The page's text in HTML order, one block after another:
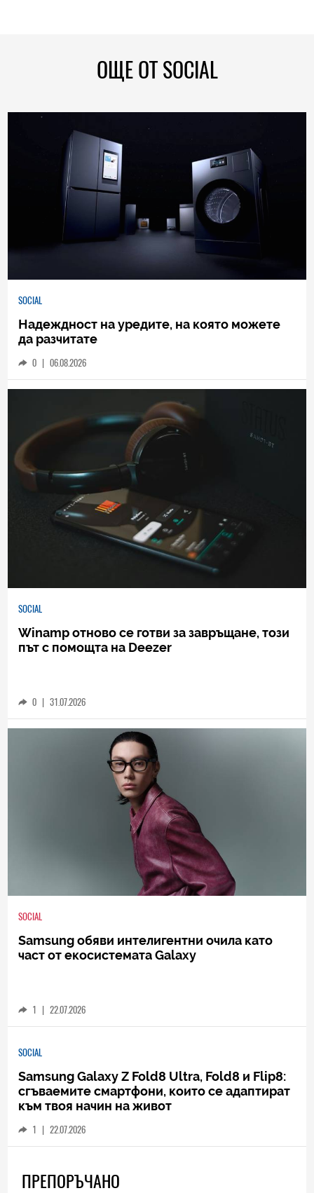
ОЩЕ ОТ SOCIAL
SOCIAL
Надеждност на уредите, на която можете
да разчитате
0 | 06.08.2026
SOCIAL
Winamp отново се готви за завръщане, този
път с помощта на Deezer
0 | 31.07.2026
SOCIAL
Samsung обяви интелигентни очила като
част от екосистемата Galaxy
1 | 22.07.2026
SOCIAL
Samsung Galaxy Z Fold8 Ultra, Fold8 и Flip8:
сгъваемите смартфони, които се адаптират
към твоя начин на живот
1 | 22.07.2026
ПРЕПОРЪЧАНО